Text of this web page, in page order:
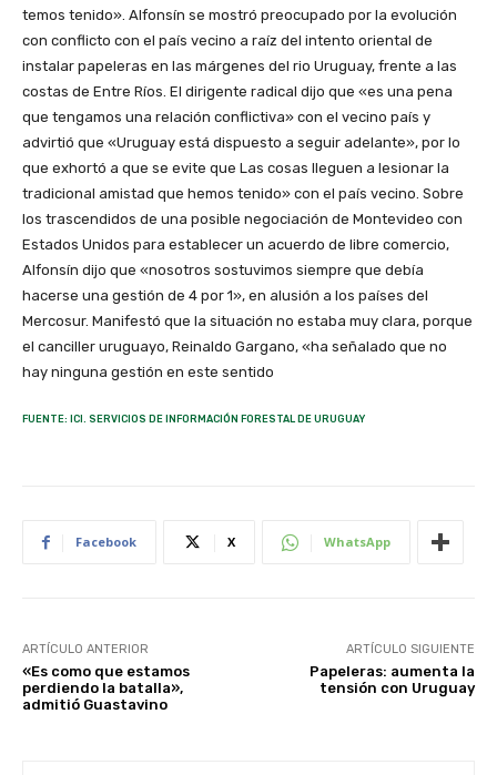
temos tenido». Alfonsín se mostró preocupado por la evolución
con conflicto con el país vecino a raíz del intento oriental de
instalar papeleras en las márgenes del rio Uruguay, frente a las
costas de Entre Ríos. El dirigente radical dijo que «es una pena
que tengamos una relación conflictiva» con el vecino país y
advirtió que «Uruguay está dispuesto a seguir adelante», por lo
que exhortó a que se evite que Las cosas lleguen a lesionar la
tradicional amistad que hemos tenido» con el país vecino. Sobre
los trascendidos de una posible negociación de Montevideo con
Estados Unidos para establecer un acuerdo de libre comercio,
Alfonsín dijo que «nosotros sostuvimos siempre que debía
hacerse una gestión de 4 por 1», en alusión a los países del
Mercosur. Manifestó que la situación no estaba muy clara, porque
el canciller uruguayo, Reinaldo Gargano, «ha señalado que no
hay ninguna gestión en este sentido
FUENTE: ICI. SERVICIOS DE INFORMACIÓN FORESTAL DE URUGUAY
Facebook X WhatsApp
ARTÍCULO ANTERIOR
«Es como que estamos
perdiendo la batalla»,
admitió Guastavino
ARTÍCULO SIGUIENTE
Papeleras: aumenta la
tensión con Uruguay